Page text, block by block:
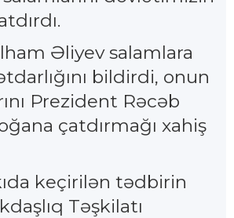
Əliyev salamlara
bildirdi, onun
Prezident Rəcəb
çatdırmağı xahiş
keçirilən tədbirin
Təşkilatı